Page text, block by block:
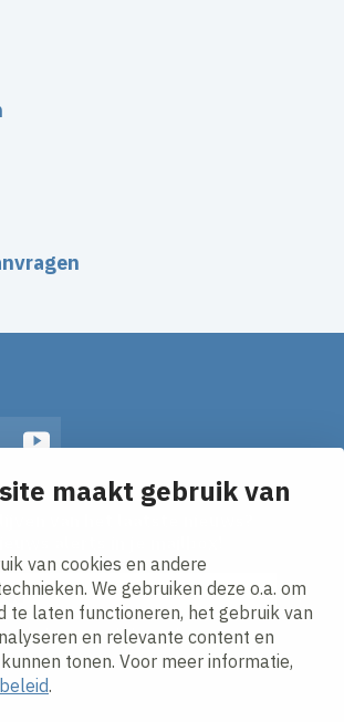
maakt gebruik van
van cookies en andere
We gebruiken deze o.a. om
te laten functioneren, het gebruik van
en relevante content en
tonen. Voor meer informatie,
.
van het laatste nieuws?
hetprivacy statement.